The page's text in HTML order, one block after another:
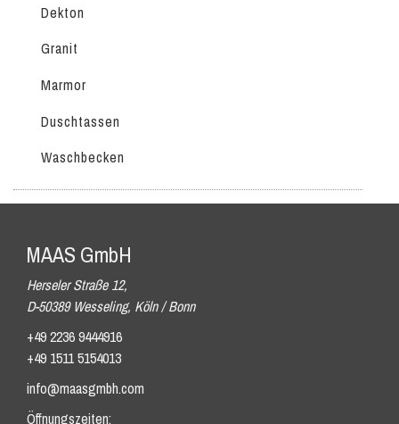
Dekton
Granit
Marmor
Duschtassen
Waschbecken
MAAS GmbH
Herseler Straße 12,
D-50389 Wesseling, Köln / Bonn
+49 2236 9444916
+49 1511 5154013
info@maasgmbh.com
Öffnungszeiten: